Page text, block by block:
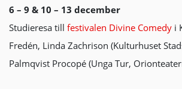
6 – 9 & 10 – 13 december
Studieresa till festivalen Divine Comedy i
Fredén, Linda Zachrison (Kulturhuset
Palmqvist Procopé (Unga Tur,